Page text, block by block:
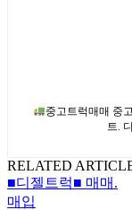
중고트럭매매 중
트.
RELATED
■디젤트럭■ 매매.
매입